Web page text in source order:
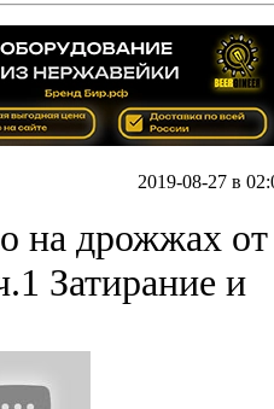
2019-08-27 в
на дрожжах от
Затирание и